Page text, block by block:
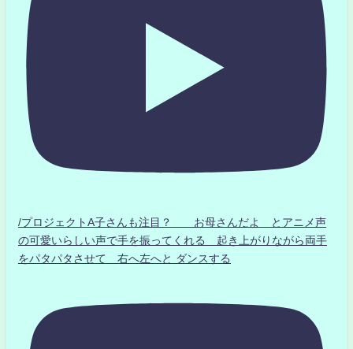
/プロジェクトA子さんも注目？ お母さんだよ とアニメ声
の可愛いらしい声で手を振ってくれる 起き上がりながら両手
をパタパタさせて 右へ左へと ダンスする